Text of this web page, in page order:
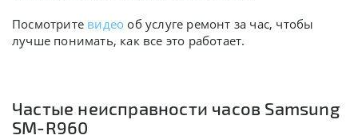
Посмотрите видео об услуге ремонт за час, чтобы
лучше понимать, как все это работает.
Частые неисправности часов Samsung
SM-R960